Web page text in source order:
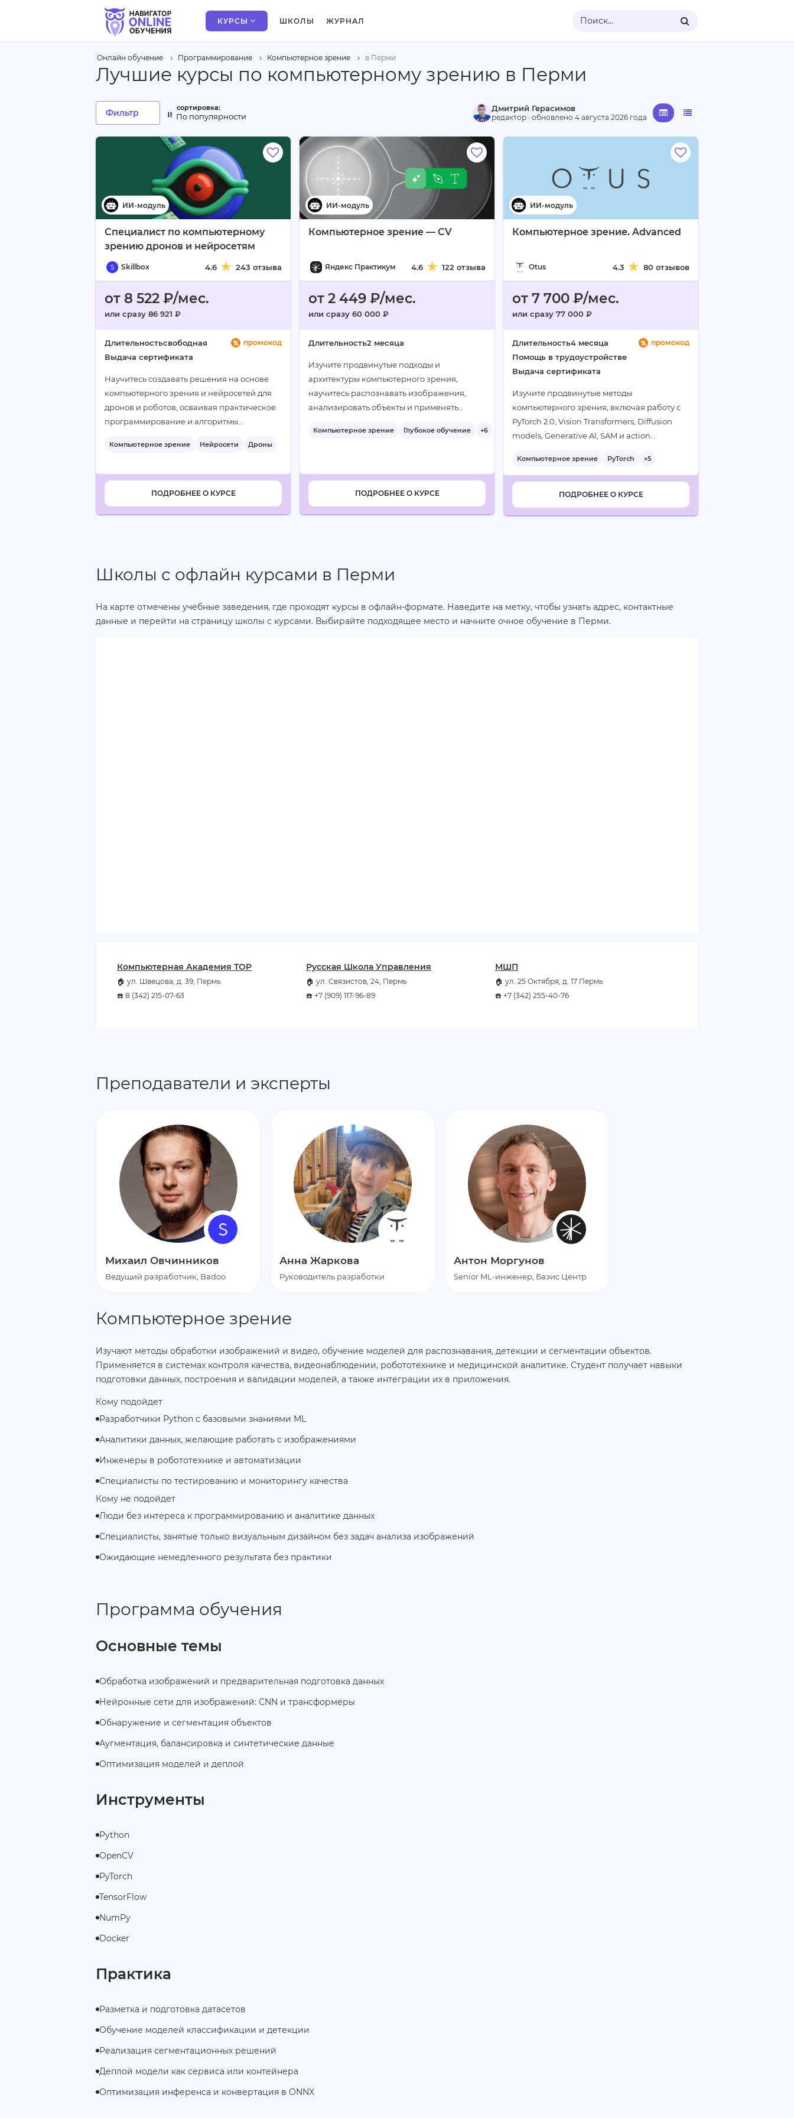
КУРСЫ ШКОЛЫ ЖУРНАЛ Поиск...
Онлайн обучение Программирование Компьютерное зрение в Перми
Лучшие курсы по компьютерному зрению в Перми
Специалист по компьютерному
зрению дронов и нейросетям
Skillbox 4.6 243 отзыва
от 8 522 ₽/мес.
или сразу 86 921 ₽
промокод
Длительностьсвободная
Выдача сертификата
Научитесь создавать решения на основе
компьютерного зрения и нейросетей для
дронов и роботов, осваивая практическое
программирование и алгоритмы
Компьютерное зрение Нейросети
Дроны
ПОДРОБНЕЕ О КУРСЕ
Компьютерное зрение — CV
Яндекс Практикум 4.6 122 отзыва
от 2 449 ₽/мес.
или сразу 60 000 ₽
Длительность2 месяца
Изучите продвинутые подходы и
архитектуры компьютерного зрения,
научитесь распознавать изображения,
анализировать объекты и применять
Компьютерное зрение Глубокое обучение +6
ПОДРОБНЕЕ О КУРСЕ
Компьютерное зрение. Advanced
Otus 4.3 80 отзывов
от 7 700 ₽/мес.
или сразу 77 000 ₽
промокод
Длительность4 месяца
Помощь в трудоустройстве
Выдача сертификата
Изучите продвинутые методы
компьютерного зрения, включая работу с
PyTorch 2.0, Vision Transformers, Diffusion
models, Generative AI, SAM и action
практическими проектами, включая
выпускной проект…
Компьютерное зрение PyTorch +5
ПОДРОБНЕЕ О КУРСЕ
Дмитрий Герасимов
редактор · обновлено 4 августа 2026 года
Фильтр По популярности
Школы с офлайн курсами в Перми
На карте отмечены учебные заведения, где проходят курсы в офлайн-формате. Наведите на метку, чтобы узнать адрес, контактные
данные и перейти на страницу школы с курсами. Выбирайте подходящее место и начните очное обучение в Перми.
Компьютерная Академия TOP
🏠 ул. Швецова, д. 39, Пермь
☎️ 8 (342) 215-07-63
Русская Школа Управления
🏠 ул. Связистов, 24, Пермь
☎️ +7 (909) 117-96-89
МШП
🏠 ул. 25 Октября, д. 17 Пермь
☎️ +7 (342) 255-40-76
Преподаватели и эксперты
Михаил Овчинников
Ведущий разработчик, Badoo
Анна Жаркова
Руководитель разработки
Антон Моргунов
Senior ML-инженер, Базис Центр
Компьютерное зрение
Изучают методы обработки изображений и видео, обучение моделей для распознавания, детекции и сегментации объектов.
Применяется в системах контроля качества, видеонаблюдении, робототехнике и медицинской аналитике. Студент получает навыки
подготовки данных, построения и валидации моделей, а также интеграции их в приложения.
Кому подойдет
Разработчики Python с базовыми знаниями ML
Аналитики данных, желающие работать с изображениями
Инженеры в робототехнике и автоматизации
Специалисты по тестированию и мониторингу качества
Кому не подойдет
Люди без интереса к программированию и аналитике данных
Специалисты, занятые только визуальным дизайном без задач анализа изображений
Ожидающие немедленного результата без практики
Программа обучения
Основные темы
Обработка изображений и предварительная подготовка данных
Нейронные сети для изображений: CNN и трансформеры
Обнаружение и сегментация объектов
Аугментация, балансировка и синтетические данные
Оптимизация моделей и деплой
Инструменты
Python
OpenCV
PyTorch
TensorFlow
NumPy
Docker
Практика
Разметка и подготовка датасетов
Обучение моделей классификации и детекции
Реализация сегментационных решений
Деплой модели как сервиса или контейнера
Оптимизация инференса и конвертация в ONNX